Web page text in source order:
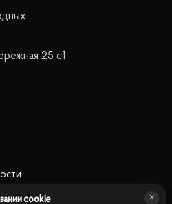
25 с1
в т.ч. стоимости
cookie